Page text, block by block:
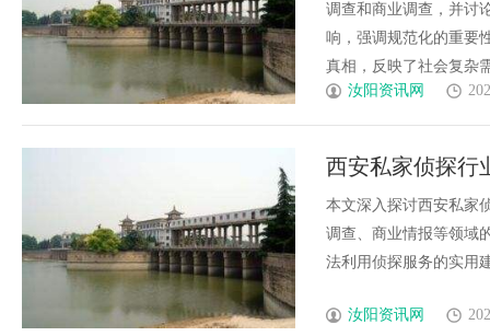
调查和商业调查，并讨
响，强调规范化的重要
真相，反映了社会复杂
汝阳资讯网
西安私家侦探行
角色探究
本文深入探讨西安私家
调查、商业情报等领域
法利用侦探服务的实用
汝阳资讯网